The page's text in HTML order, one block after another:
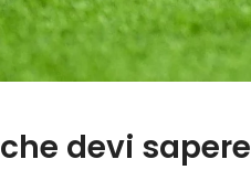
devi